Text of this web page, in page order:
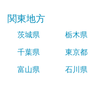
関東地方
茨城県 栃木県
千葉県
東京都
富山県
石川県